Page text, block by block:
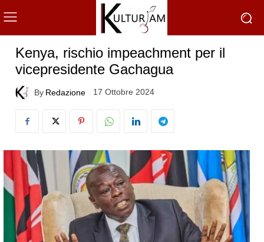
Kenya, rischio impeachment per il
vicepresidente Gachagua
By Redazione 17 Ottobre 2024